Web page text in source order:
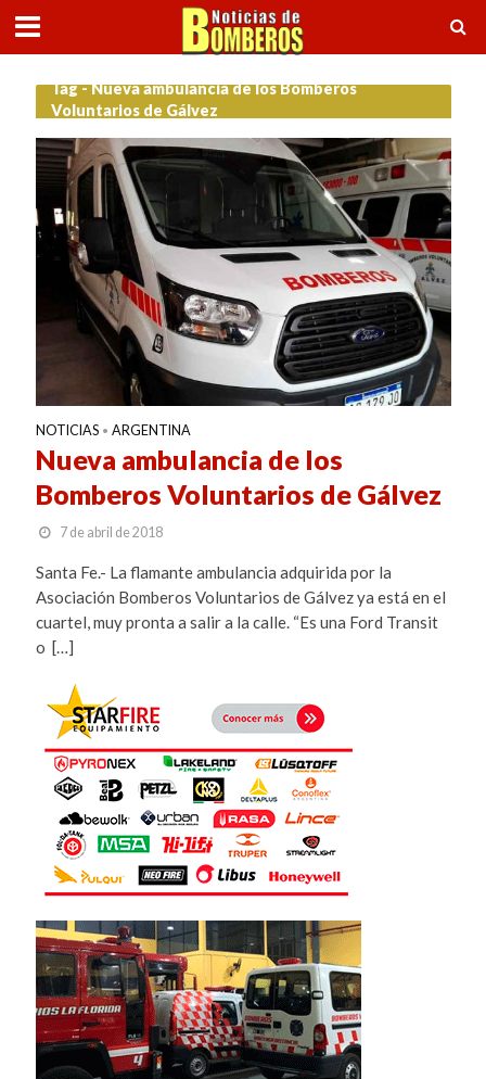
Tag - Nueva ambulancia de los Bomberos
Voluntarios de Gálvez
NOTICIAS • ARGENTINA
Nueva ambulancia de los
Bomberos Voluntarios de Gálvez
7 de abril de 2018
Santa Fe.- La flamante ambulancia adquirida por la
Asociación Bomberos Voluntarios de Gálvez ya está en el
cuartel, muy pronta a salir a la calle. “Es una Ford Transit
o […]